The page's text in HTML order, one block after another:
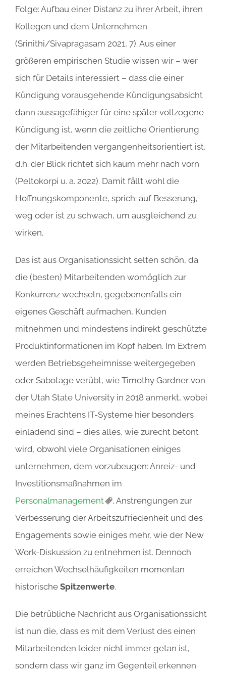
Folge: Aufbau einer Distanz zu ihrer Arbeit, ihren
Kollegen und dem Unternehmen
(Srinithi/Sivapragasam 2021, 7). Aus einer
größeren empirischen Studie wissen wir – wer
sich für Details interessiert – dass die einer
Kündigung vorausgehende Kündigungsabsicht
dann aussagefähiger für eine später vollzogene
Kündigung ist, wenn die zeitliche Orientierung
der Mitarbeitenden vergangenheitsorientiert ist,
d.h. der Blick richtet sich kaum mehr nach vorn
(Peltokorpi u. a. 2022). Damit fällt wohl die
Hoffnungskomponente, sprich: auf Besserung,
weg oder ist zu schwach, um ausgleichend zu
wirken.
Das ist aus Organisationssicht selten schön, da
die (besten) Mitarbeitenden womöglich zur
Konkurrenz wechseln, gegebenenfalls ein
eigenes Geschäft aufmachen, Kunden
mitnehmen und mindestens indirekt geschützte
Produktinformationen im Kopf haben. Im Extrem
werden Betriebsgeheimnisse weitergegeben
oder Sabotage verübt, wie Timothy Gardner von
der Utah State University in 2018 anmerkt, wobei
meines Erachtens IT-Systeme hier besonders
einladend sind – dies alles, wie zurecht betont
wird, obwohl viele Organisationen einiges
unternehmen, dem vorzubeugen: Anreiz- und
Investitionsmaßnahmen im
Personalmanagement
, Anstrengungen zur
Verbesserung der Arbeitszufriedenheit und des
Engagements sowie einiges mehr, wie der New
Work-Diskussion zu entnehmen ist. Dennoch
erreichen Wechselhäufigkeiten momentan
historische Spitzenwerte.
Die betrübliche Nachricht aus Organisationssicht
ist nun die, dass es mit dem Verlust des einen
Mitarbeitenden leider nicht immer getan ist,
sondern dass wir ganz im Gegenteil erkennen